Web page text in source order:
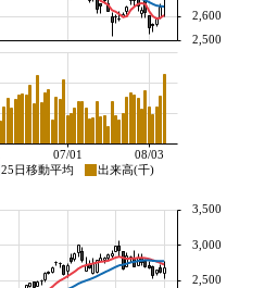
25日移動平均 出来高(千)
08/03
07/01
2,500
2,600
2,500
3,000
3,500